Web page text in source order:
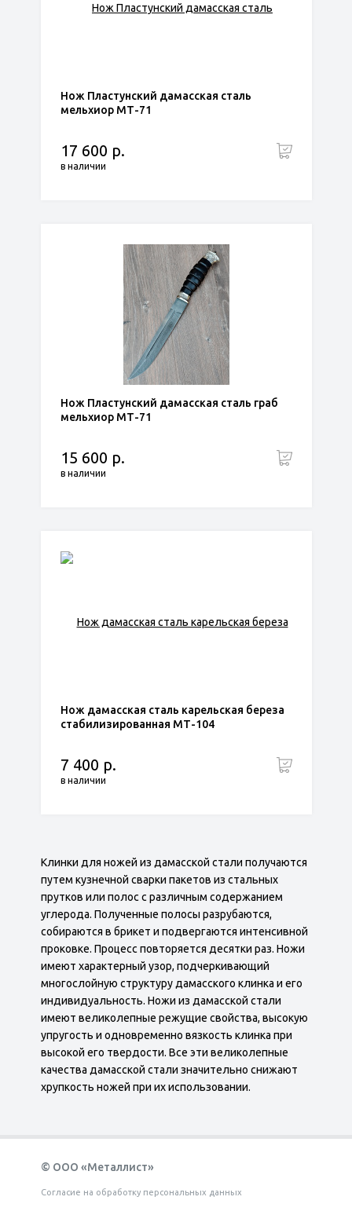
Нож Пластунский дамасская сталь
мельхиор МТ-71
17 600 р.
в наличии
Нож Пластунский дамасская сталь граб
мельхиор МТ-71
15 600 р.
в наличии
Нож дамасская сталь карельская береза
стабилизированная МТ-104
7 400 р.
в наличии
Клинки для ножей из дамасской стали получаются
путем кузнечной сварки пакетов из стальных
прутков или полос с различным содержанием
углерода. Полученные полосы разрубаются,
собираются в брикет и подвергаются интенсивной
проковке. Процесс повторяется десятки раз. Ножи
имеют характерный узор, подчеркивающий
многослойную структуру дамасского клинка и его
индивидуальность. Ножи из дамасской стали
имеют великолепные режущие свойства, высокую
упругость и одновременно вязкость клинка при
высокой его твердости. Все эти великолепные
качества дамасской стали значительно снижают
хрупкость ножей при их использовании.
© ООО «Металлист»
Согласие на обработку персональных данных